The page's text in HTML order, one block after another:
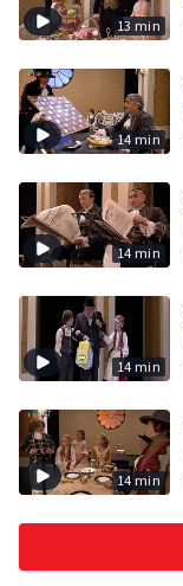
13 min
14 min
14 min
14 min
14 min